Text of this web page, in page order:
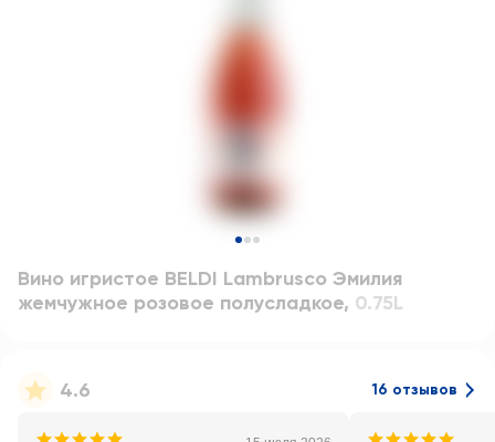
Вино игристое BELDI Lambrusco Эмилия
жемчужное розовое полусладкое, 0.75L
4.6 16 отзывов